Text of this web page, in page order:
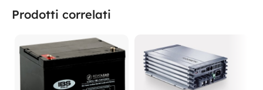
Prodotti correlati